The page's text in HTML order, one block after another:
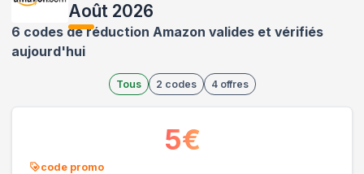
Août 2026
6 codes de réduction Amazon valides et vérifiés
aujourd'hui
Tous 2 codes 4 offres
code promo
5€